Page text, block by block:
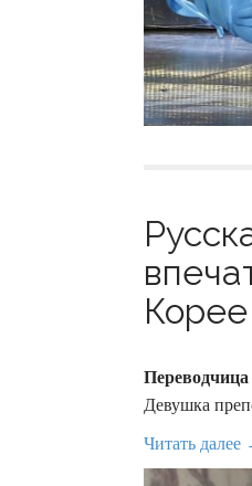
Корее
Девушка
Читать далее